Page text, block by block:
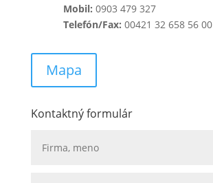
Mobil: 0903 479 327
Telefón/Fax: 00421 32 658 56 00
Mapa
Kontaktný formulár